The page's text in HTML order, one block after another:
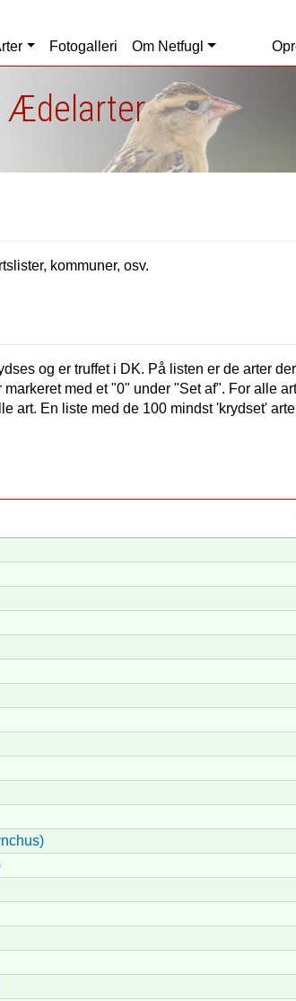
Fotogalleri Om Netfugl
Ædelarter
kommuner, osv.
og er truffet i DK. På listen er de arter
med et "0" under "Set af". For alle
art. En liste med de 100 mindst 'krydset'